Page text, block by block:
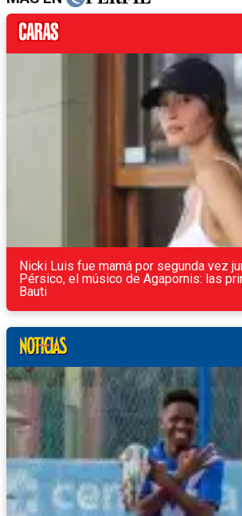
Nicki Luis fue mamá por segunda vez
Pérsico, el músico de Agapornis: las
Bauti